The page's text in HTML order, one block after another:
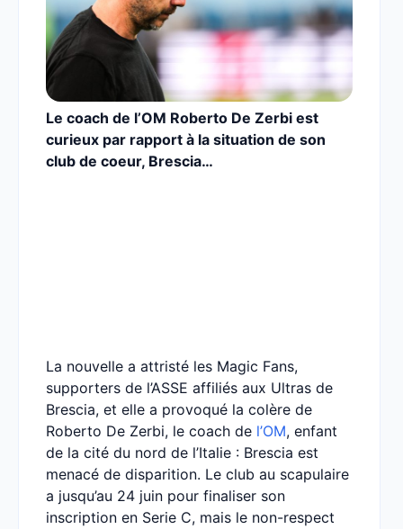
Le coach de l’OM Roberto De Zerbi est
curieux par rapport à la situation de son
club de coeur, Brescia…
La nouvelle a attristé les Magic Fans,
supporters de l’ASSE affiliés aux Ultras de
Brescia, et elle a provoqué la colère de
Roberto De Zerbi, le coach de l’OM, enfant
de la cité du nord de l’Italie : Brescia est
menacé de disparition. Le club au scapulaire
a jusqu’au 24 juin pour finaliser son
inscription en Serie C, mais le non-respect